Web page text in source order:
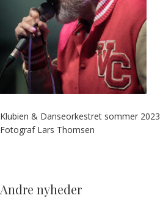
Klubien & Danseorkestret sommer 2023
Fotograf Lars Thomsen
Andre nyheder